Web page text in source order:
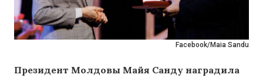
Facebook/Maia Sandu
Президент Молдовы Майя Санду наградила